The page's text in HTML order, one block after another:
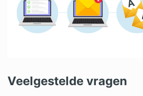
Veelgestelde vragen